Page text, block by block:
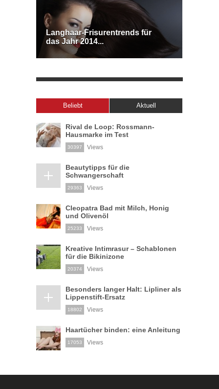
Langhaar-Frisurentrends für
das Jahr 2014...
Beliebt Aktuell
Rival de Loop: Rossmann-
Hausmarke im Test
30397 Views
Beautytipps für die
Schwangerschaft
29363 Views
Cleopatra Bad mit Milch, Honig
und Olivenöl
25233 Views
Kreative Intimrasur – Schablonen
für die Bikinizone
20374 Views
Besonders langer Halt: Lipliner als
Lippenstift-Ersatz
18802 Views
Haartücher binden: eine Anleitung
17053 Views